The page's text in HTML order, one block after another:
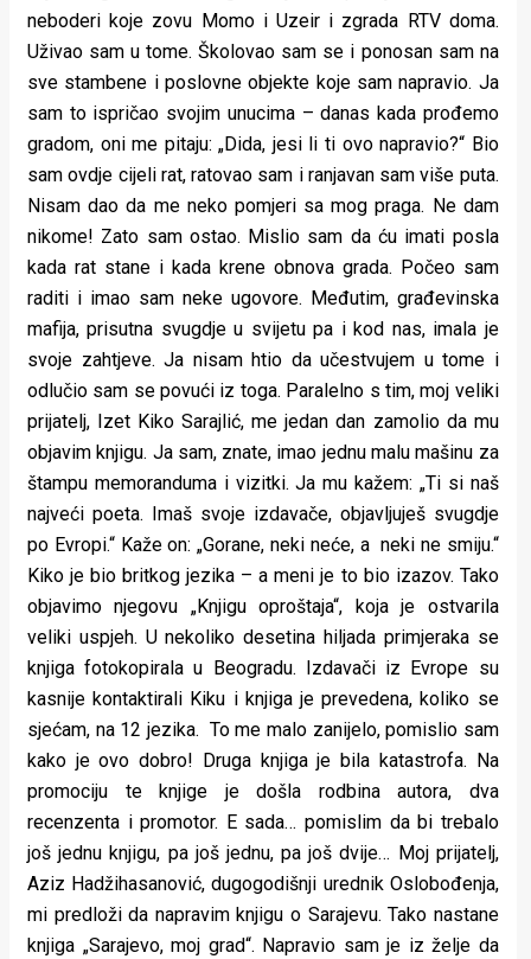
neboderi koje zovu Momo i Uzeir i zgrada RTV doma.
Uživao sam u tome. Školovao sam se i ponosan sam na
sve stambene i poslovne objekte koje sam napravio. Ja
sam to ispričao svojim unucima – danas kada prođemo
gradom, oni me pitaju: „Dida, jesi li ti ovo napravio?“ Bio
sam ovdje cijeli rat, ratovao sam i ranjavan sam više puta.
Nisam dao da me neko pomjeri sa mog praga. Ne dam
nikome! Zato sam ostao. Mislio sam da ću imati posla
kada rat stane i kada krene obnova grada. Počeo sam
raditi i imao sam neke ugovore. Međutim, građevinska
mafija, prisutna svugdje u svijetu pa i kod nas, imala je
svoje zahtjeve. Ja nisam htio da učestvujem u tome i
odlučio sam se povući iz toga. Paralelno s tim, moj veliki
prijatelj, Izet Kiko Sarajlić, me jedan dan zamolio da mu
objavim knjigu. Ja sam, znate, imao jednu malu mašinu za
štampu memoranduma i vizitki. Ja mu kažem: „Ti si naš
najveći poeta. Imaš svoje izdavače, objavljuješ svugdje
po Evropi.“ Kaže on: „Gorane, neki neće, a neki ne smiju.“
Kiko je bio britkog jezika – a meni je to bio izazov. Tako
objavimo njegovu „Knjigu oproštaja“, koja je ostvarila
veliki uspjeh. U nekoliko desetina hiljada primjeraka se
knjiga fotokopirala u Beogradu. Izdavači iz Evrope su
kasnije kontaktirali Kiku i knjiga je prevedena, koliko se
sjećam, na 12 jezika. To me malo zanijelo, pomislio sam
kako je ovo dobro! Druga knjiga je bila katastrofa. Na
promociju te knjige je došla rodbina autora, dva
recenzenta i promotor. E sada… pomislim da bi trebalo
još jednu knjigu, pa još jednu, pa još dvije… Moj prijatelj,
Aziz Hadžihasanović, dugogodišnji urednik Oslobođenja,
mi predloži da napravim knjigu o Sarajevu. Tako nastane
knjiga „Sarajevo, moj grad“. Napravio sam je iz želje da